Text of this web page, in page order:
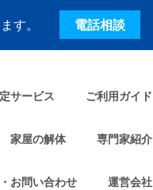
サービス ご利用ガイド
家屋の解体 専門家紹介
お問い合わせ 運営会社